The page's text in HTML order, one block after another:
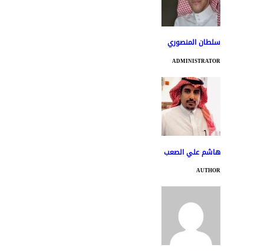
سلطان المنصوري
ADMINISTRATOR
هاشم علي الصعب
AUTHOR